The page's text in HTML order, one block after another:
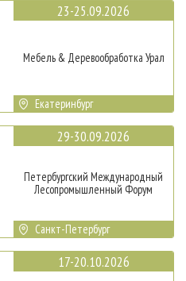
23-25.09.2026
Мебель & Деревообработка Урал
Екатеринбург
29-30.09.2026
Петербургский Международный
Лесопромышленный Форум
Санкт-Петербург
17-20.10.2026